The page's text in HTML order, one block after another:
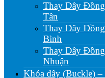
Thay Dây
Tân
Thay Dây
Bình
Thay Dây
Nhuận
Khóa dây (Buckle)